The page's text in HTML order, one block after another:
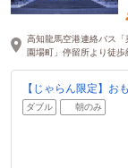
高知龍馬空港連絡バス
園場町」停留所より徒歩
【じゃらん限定】お
ダブル 朝のみ